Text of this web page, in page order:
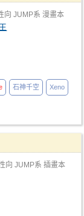
向 JUMP系 漫畫本
石神千空 Xeno
向 JUMP系 插畫本